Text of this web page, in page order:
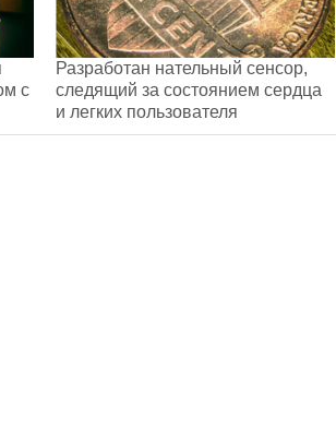
с
Разработан нательный сенсор,
следящий за состоянием сердца
и легких пользователя